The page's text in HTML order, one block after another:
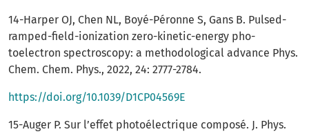
14-Harper OJ, Chen NL, Boyé-Péronne S, Gans B. Pulsed-
ramped-field-ionization zero-kinetic-energy pho-
toelectron spectroscopy: a methodological advance Phys.
Chem. Chem. Phys., 2022, 24: 2777-2784.
https://doi.org/10.1039/D1CP04569E
15-Auger P. Sur l’effet photoélectrique composé. J. Phys.